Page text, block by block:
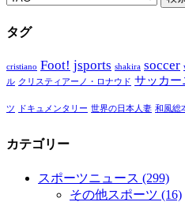
タグ
cristiano Foot! jsports shakira soccer
ル クリスティアーノ・ロナウド サッカー
ツ ドキュメンタリー 世界の日本人妻 和風総
カテゴリー
スポーツニュース (299)
その他スポーツ (16)